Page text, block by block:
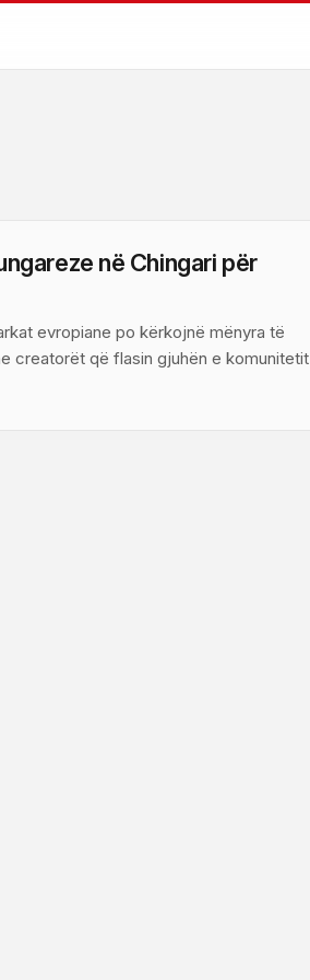
në Chingari për
evropiane po kërkojnë mënyra të
creatorët që flasin gjuhën e komunitetit
po bëhet kanal i favorshëm për